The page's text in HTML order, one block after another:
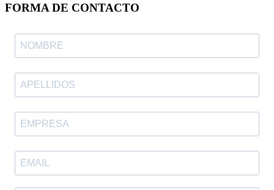
FORMA DE CONTACTO